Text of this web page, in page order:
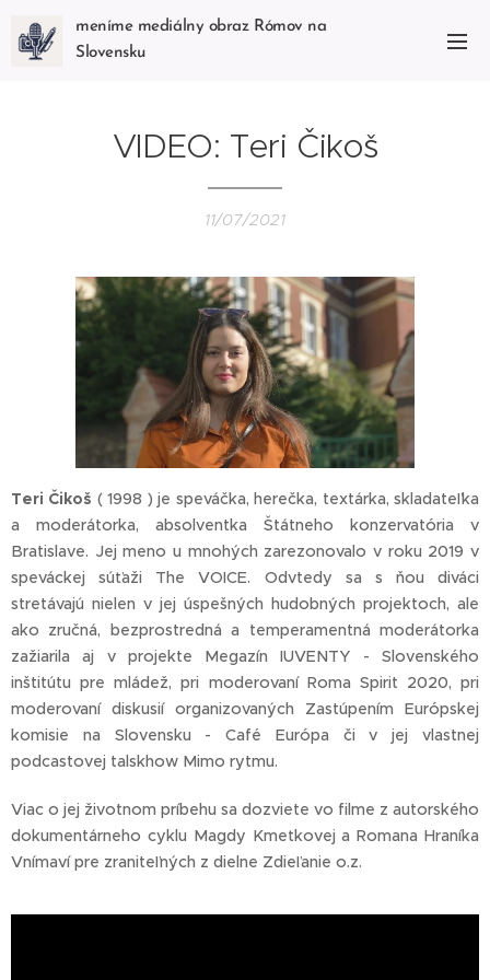
meníme mediálny obraz Rómov na
Slovensku
VIDEO: Teri Čikoš
11/07/2021
Teri Čikoš ( 1998 ) je speváčka, herečka, textárka, skladateľka
a moderátorka, absolventka Štátneho konzervatória v
Bratislave. Jej meno u mnohých zarezonovalo v roku 2019 v
speváckej súťaži The VOICE. Odvtedy sa s ňou diváci
stretávajú nielen v jej úspešných hudobných projektoch, ale
ako zručná, bezprostredná a temperamentná moderátorka
zažiarila aj v projekte Megazín IUVENTY - Slovenského
inštitútu pre mládež, pri moderovaní Roma Spirit 2020, pri
moderovaní diskusií organizovaných Zastúpením Európskej
komisie na Slovensku - Café Európa či v jej vlastnej
podcastovej talskhow Mimo rytmu.
Viac o jej životnom príbehu sa dozviete vo filme z autorského
dokumentárneho cyklu Magdy Kmeťkovej a Romana Hraníka
Vnímaví pre zraniteľných z dielne Zdieľanie o.z.